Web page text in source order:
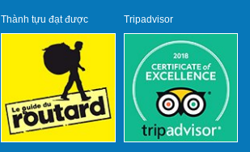
Thành tựu đạt được Tripadvisor